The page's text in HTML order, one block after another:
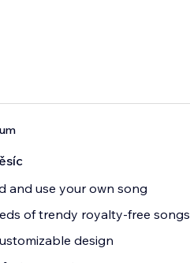
and use your own song
of trendy royalty-free songs
design